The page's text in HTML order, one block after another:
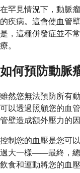
在罕見情況下，動脈
的疾病。這會使血管
是，這種併發症並不
療。
如何預防動脈
雖然您無法預防所有
可以透過照顧您的血
管壁造成額外壓力的因
控制您的血壓是您可
過大一樣——最終，總
飲食和運動將您的血